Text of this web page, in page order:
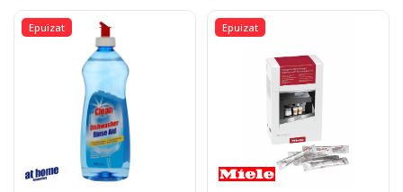
Epuizat Epuizat